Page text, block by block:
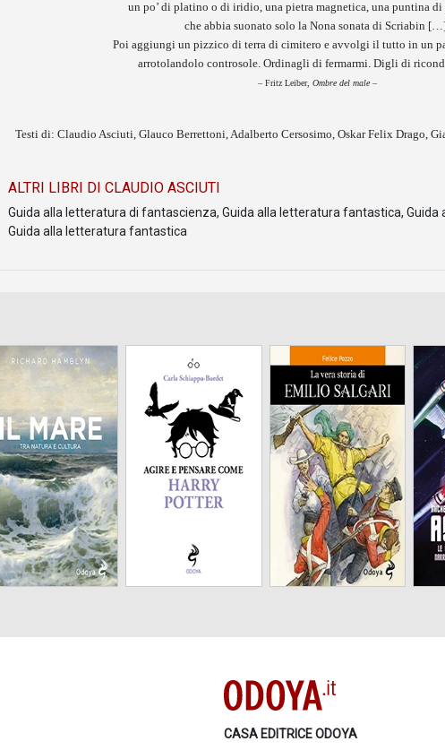
un po’ di platino o di iridio, una pietra magnetica, una puntina di
che abbia suonato solo la Nona sonata di Scriabin
Poi aggiungi un pizzico di terra di cimitero e avvolgi il tutto in un
arrotolandolo controsole. Ordinagli di fermarmi. Digli di
– Fritz Leiber, Ombre del male–
Testi di: Claudio Asciuti, Glauco Berrettoni, Adalberto Cersosimo, Oskar Felix Drago,
ALTRI LIBRI DI CLAUDIO ASCIUTI
Guida alla letteratura di fantascienza, Guida alla letteratura fantastica, Guida
Guida alla letteratura fantastica
Tra natura e cultura
CASA EDITRICE ODOYA